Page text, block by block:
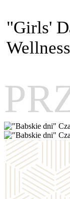
"Girls'
Wellness